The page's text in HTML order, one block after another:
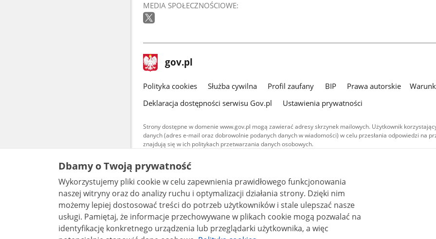
MEDIA SPOŁECZNOŚCIOWE:
stopka
gov.pl Strona
gov.pl
gov.pl
Polityka cookies Służba cywilna Profil zaufany BIP Prawa autorskie
Deklaracja dostępności serwisu Gov.pl
Ustawienia prywatności
Strony dostępne w domenie www.gov.pl mogą zawierać adresy skrzynek mailowych. Użytkownik
danych (adres e-mail oraz dobrowolnie podanych danych w wiadomości) w celu przesłania odpowiedzi na
znajdują się w ich politykach przetwarzania danych osobowych.
Treści tekstowe publikowane w serwisie (z wyłączeniem treści audiowizualnych), są
udostępniane na licencji typu Creative Commons: uznanie autorstwa - na tych samych
warunkach 4.0 (CC BY-SA 4.0). Materiały audiowizualne, w tym zdjęcia, materiały audio i
są udostępniane na licencji typu Creative Commons: uznanie autorstwa użycie niekomercyjne
bez utworów zależnych 4.0 (CC BY-NC-ND 4.0), o ile nie jest to stwierdzone inaczej.
Dbamy o Twoją prywatność
Wykorzystujemy pliki cookie w celu zapewnienia prawidłowego funkcjonowania
naszej witryny oraz do analizy ruchu i optymalizacji działania strony. Dzięki nim
możemy lepiej dostosować treści do potrzeb użytkowników i stale ulepszać nasze
usługi. Pamiętaj, że informacje przechowywane w plikach cookie mogą pozwalać na
identyfikację konkretnego urządzenia lub przeglądarki użytkownika, a więc